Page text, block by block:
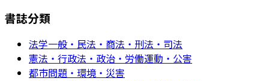
書誌分類
法学一般・民法・商法・刑法・司法
憲法・行政法・政治・労働運動・公害
都市問題・環境・災害